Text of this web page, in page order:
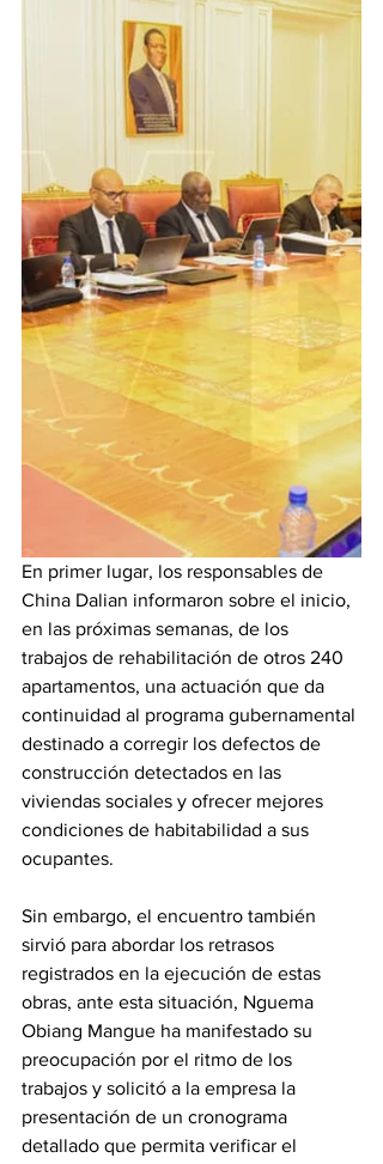
En primer lugar, los responsables de
China Dalian informaron sobre el inicio,
en las próximas semanas, de los
trabajos de rehabilitación de otros 240
apartamentos, una actuación que da
continuidad al programa gubernamental
destinado a corregir los defectos de
construcción detectados en las
viviendas sociales y ofrecer mejores
condiciones de habitabilidad a sus
ocupantes.
Sin embargo, el encuentro también
sirvió para abordar los retrasos
registrados en la ejecución de estas
obras, ante esta situación, Nguema
Obiang Mangue ha manifestado su
preocupación por el ritmo de los
trabajos y solicitó a la empresa la
presentación de un cronograma
detallado que permita verificar el